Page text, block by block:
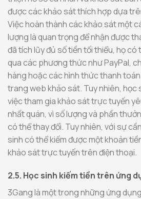
được các khảo sát thích hợp dựa
Việc hoàn thành các khảo sát một
lượng là quan trọng để nhận được
đã tích lũy đủ số tiền tối thiểu, họ có
qua các phương thức như PayPal,
hàng hoặc các hình thức thanh
trang web khảo sát. Tuy nhiên, học
việc tham gia khảo sát trực tuyến
nhất quán, vì số lượng và phần
có thể thay đổi. Tuy nhiên, với sự
sinh có thể kiếm được một khoản
khảo sát trực tuyến trên điện thoại.
2.5. Học sinh kiếm tiền trên ứng
3Gang là một trong những ứng